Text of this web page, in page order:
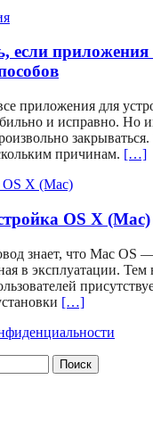
если
приложения для
и исправно. Но
причинам. […]
OS X (Mac)
знает, что Mac OS
в эксплуатации. Тем
[…]